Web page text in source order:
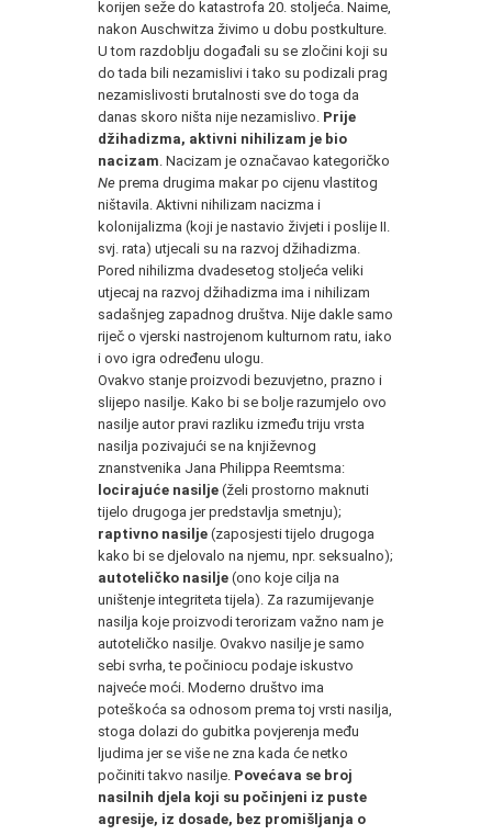
korijen seže do katastrofa 20. stoljeća. Naime,
nakon Auschwitza živimo u dobu postkulture.
U tom razdoblju događali su se zločini koji su
do tada bili nezamislivi i tako su podizali prag
nezamislivosti brutalnosti sve do toga da
danas skoro ništa nije nezamislivo. Prije
džihadizma, aktivni nihilizam je bio
nacizam . Nacizam je označavao kategoričko
Ne prema drugima makar po cijenu vlastitog
ništavila. Aktivni nihilizam nacizma i
kolonijalizma (koji je nastavio živjeti i poslije II.
svj. rata) utjecali su na razvoj džihadizma.
Pored nihilizma dvadesetog stoljeća veliki
utjecaj na razvoj džihadizma ima i nihilizam
sadašnjeg zapadnog društva. Nije dakle samo
riječ o vjerski nastrojenom kulturnom ratu, iako
i ovo igra određenu ulogu.
Ovakvo stanje proizvodi bezuvjetno, prazno i
slijepo nasilje. Kako bi se bolje razumjelo ovo
nasilje autor pravi razliku između triju vrsta
nasilja pozivajući se na književnog
znanstvenika Jana Philippa Reemtsma:
locirajuće nasilje (želi prostorno maknuti
tijelo drugoga jer predstavlja smetnju);
raptivno nasilje (zaposjesti tijelo drugoga
kako bi se djelovalo na njemu, npr. seksualno);
autoteličko nasilje (ono koje cilja na
uništenje integriteta tijela). Za razumijevanje
nasilja koje proizvodi terorizam važno nam je
autoteličko nasilje. Ovakvo nasilje je samo
sebi svrha, te počiniocu podaje iskustvo
najveće moći. Moderno društvo ima
poteškoća sa odnosom prema toj vrsti nasilja,
stoga dolazi do gubitka povjerenja među
ljudima jer se više ne zna kada će netko
počiniti takvo nasilje. Povećava se broj
nasilnih djela koji su počinjeni iz puste
agresije, iz dosade, bez promišljanja o